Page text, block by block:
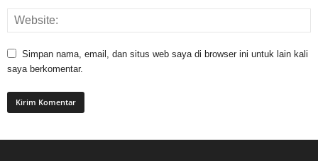
Simpan nama, email, dan situs web saya di browser ini untuk lain kali
saya berkomentar.